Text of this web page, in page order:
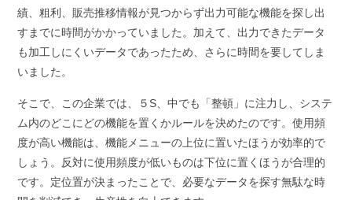
績、粗利、販売推移情報が見つからず出力可能な機能を探し出
すまでに時間がかかっていました。加えて、出力できたデータ
も加工しにくいデータであったため、さらに時間を要してしま
いました。
そこで、この企業では、５S、中でも「整頓」に注力し、システ
ム内のどこにどの機能を置くかルールを決めたのです。使用頻
度が高い機能は、機能メニューの上位に置いたほうが効率的で
しょう。反対に使用頻度が低いものは下位に置くほうが合理的
です。定位置が決まったことで、必要なデータを探す無駄な時